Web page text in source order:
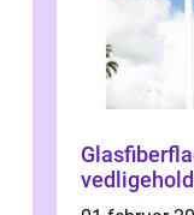
Glasfiberflagstang